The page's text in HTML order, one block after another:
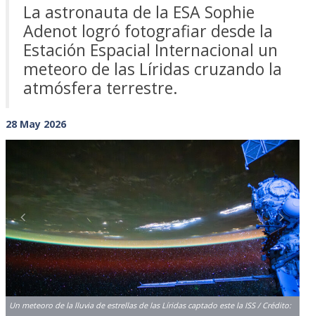
La astronauta de la ESA Sophie
Adenot logró fotografiar desde la
Estación Espacial Internacional un
meteoro de las Líridas cruzando la
atmósfera terrestre.
28 May 2026
Un meteoro de la lluvia de estrellas de las Líridas captado este la ISS / Crédito:
Next